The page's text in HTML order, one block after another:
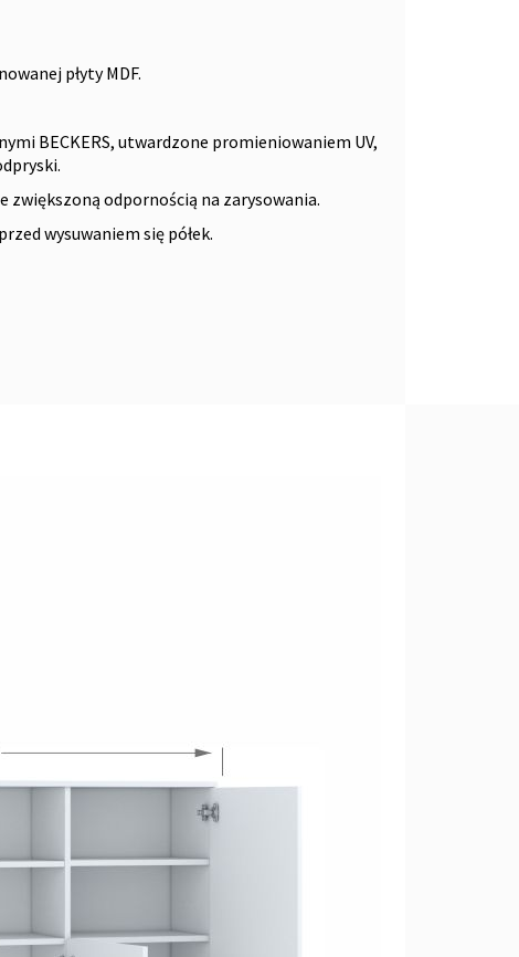
płyty MDF.
BECKERS, utwardzone promieniowaniem UV,
zwiększoną odpornością na zarysowania.
wysuwaniem się półek.